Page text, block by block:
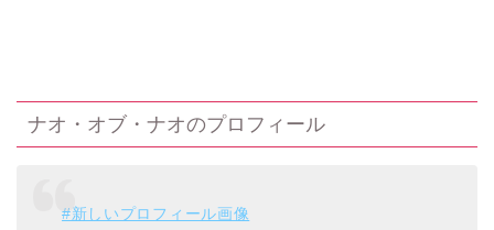
ナオ・オブ・ナオのプロフィール
#新しいプロフィール画像